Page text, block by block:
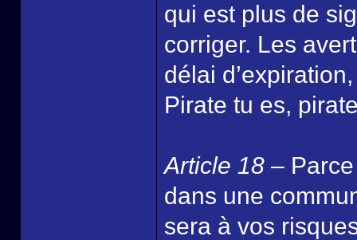
qui est plus de
corriger. Les
délai
Pirate tu es,
Article 18 –
dans une
sera à vos